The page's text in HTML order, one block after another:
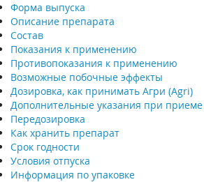
Форма выпуска
Описание препарата
Состав
Показания к применению
Противопоказания к применению
Возможные побочные эффекты
Дозировка, как принимать Агри (Agri)
Дополнительные указания при приеме
Передозировка
Как хранить препарат
Срок годности
Условия отпуска
Информация по упаковке